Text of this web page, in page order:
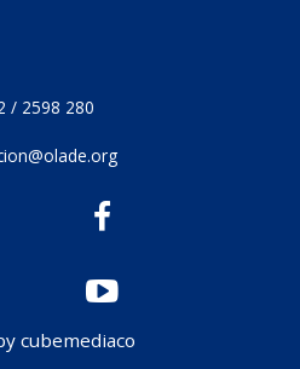
/ 2598 280
cubemediaco